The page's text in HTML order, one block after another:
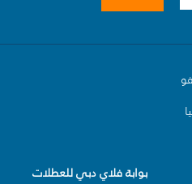
بوابة فلاي دبي للعطلات